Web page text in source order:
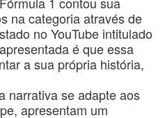
na categoria através de
no YouTube intitulado
é que essa
a sua própria história,
narrativa se adapte aos
apresentam um